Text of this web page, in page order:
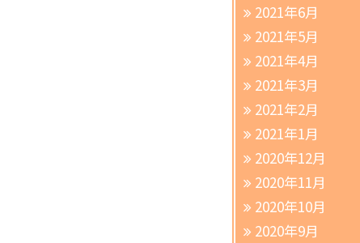
2021年6月
2021年5月
2021年4月
2021年3月
2021年2月
2021年1月
2020年12月
2020年11月
2020年10月
2020年9月